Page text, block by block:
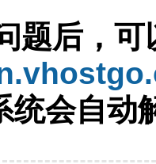
题后，可
统会自动